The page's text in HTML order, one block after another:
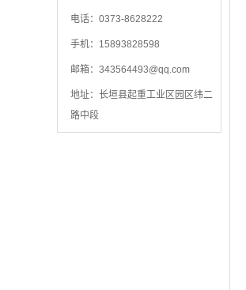
电话：0373-8628222
手机：15893828598
邮箱： 343564493@qq.com
地址：长垣县起重工业区园区纬二
路中段